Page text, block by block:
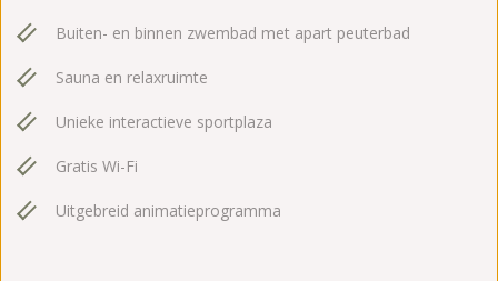
Buiten- en binnen zwembad met apart peuterbad
Sauna en relaxruimte
Unieke interactieve sportplaza
Gratis Wi-Fi
Uitgebreid animatieprogramma